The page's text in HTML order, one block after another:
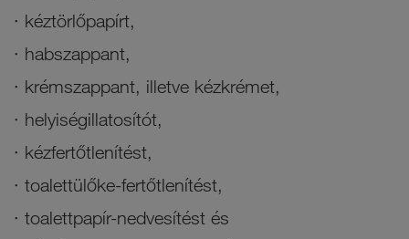
· kéztörlőpapírt,
· habszappant,
· krémszappant, illetve kézkrémet,
· helyiségillatosítót,
· kézfertőtlenítést,
· toalettülőke-fertőtlenítést,
· toalettpapír-nedvesítést és